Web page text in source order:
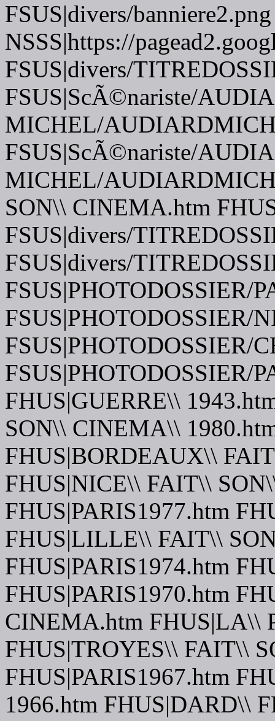
FSUS|divers/banniere2.png
NSSS|https://
FSUS|divers/
FSUS|ScÃ©nariste/
MICHEL/
FSUS|ScÃ©nariste/
MICHEL/
SON\\ CINEMA.htm
FSUS|divers/
FSUS|divers/
FSUS|PHOTODOSSIER/
FSUS|PHOTODOSSIER/
FSUS|PHOTODOSSIER/
FHUS|GUERRE\\
SON\\ CINEMA\\
FHUS|BORDEAUX\\
FHUS|NICE\\ FAIT\\
FHUS|PARIS1977.htm
FHUS|LILLE\\ FAIT\\
FHUS|PARIS1974.htm
FHUS|PARIS1970.htm
CINEMA.htm FHUS|LA\\
FHUS|TROYES\\ FAIT\\
FHUS|PARIS1967.htm
1966.htm FHUS|DARD\\